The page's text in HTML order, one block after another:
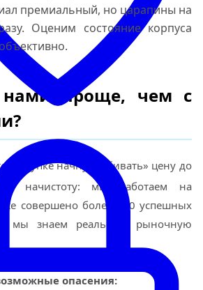
премиальный, но царапины на
Оценим состояние корпуса
проще, чем с
в скупке начнут «сбивать» цену до
начистоту: мы работаем на
совершено более 300 успешных
мы знаем реальную рыночную
опасения: